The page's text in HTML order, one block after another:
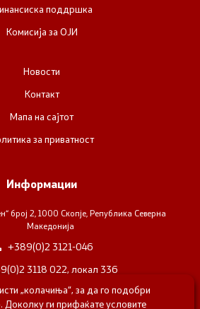
поддршка
Комисија за ОЈИ
Новости
Контакт
Мапа на сајтот
за приватност
Информации
број 2, 1000 Скопје, Република Северна
Македонија
+389(0)2 3121-046
3118 022, локал 336
„колачиња“, за да го подобри
Доколку ги прифаќате условите